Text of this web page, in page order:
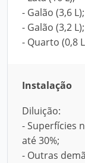
- Galão (3,6 L);
- Galão (3,2 L);
- Quarto (0,8
Instalação
Diluição:
- Superfícies
até 30%;
- Outras